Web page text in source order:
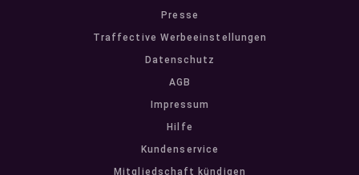
Presse
Traffective Werbeeinstellungen
Datenschutz
AGB
Impressum
Hilfe
Kundenservice
Mitgliedschaft kündigen